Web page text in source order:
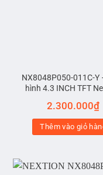
NX8048P050-011C-Y
hình 4.3 INCH TFT
2.300.000₫
Thêm vào giỏ